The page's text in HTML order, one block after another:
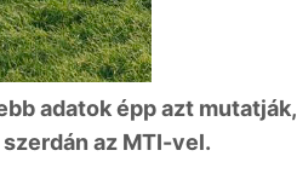
adatok épp azt mutatják,
az MTI-vel.